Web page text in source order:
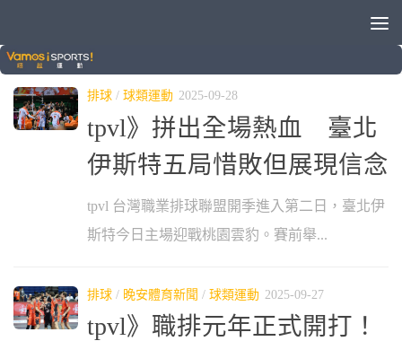
分類：排球
排球 / 球類運動 2025-09-28
tpvl》拼出全場熱血 臺北
伊斯特五局惜敗但展現信念
tpvl 台灣職業排球聯盟開季進入第二日，臺北伊
斯特今日主場迎戰桃園雲豹。賽前舉...
排球 / 晚安體育新聞 / 球類運動 2025-09-27
tpvl》職排元年正式開打！